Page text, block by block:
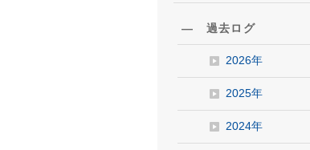
― 過去ログ
2026年
2025年
2024年